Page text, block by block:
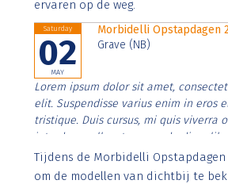
ervaren op de weg.
Saturday
02
MAY
Morbidelli Opstapdagen
Grave (NB)
Lorem ipsum dolor sit amet,
elit. Suspendisse varius enim in eros
tristique. Duis cursus, mi quis viverra
interdum nulla, ut commodo diam
Aenean faucibus nibh et justo cursus
imperdiet. Nunc ut sem vitae risus
Tijdens de Morbidelli
om de modellen van dichtbij te